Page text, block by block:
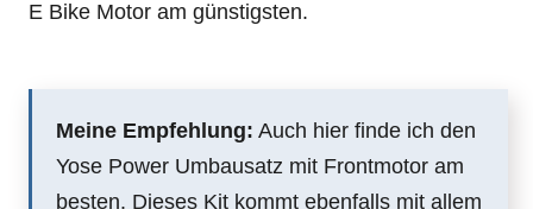
E Bike Motor am günstigsten.
Meine Empfehlung: Auch hier finde ich den
Yose Power Umbausatz mit Frontmotor am
besten. Dieses Kit kommt ebenfalls mit allem